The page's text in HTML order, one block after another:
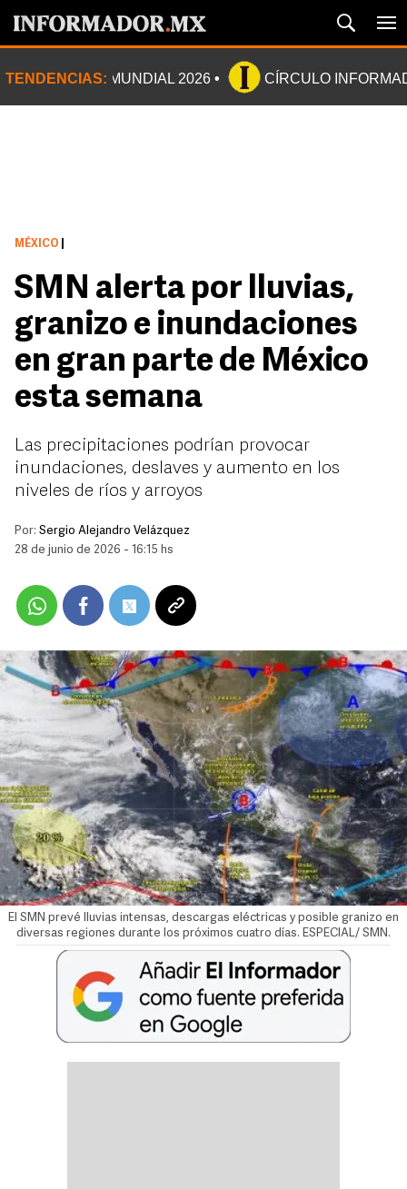
TENDENCIAS: MUNDIAL 2026 CÍRCULO
MÉXICO
SMN alerta por lluvias,
granizo e inundaciones
en gran parte de México
esta semana
Las precipitaciones podrían provocar
inundaciones, deslaves y aumento en los
niveles de ríos y arroyos
Por: Sergio Alejandro Velázquez
28 de junio de 2026 - 16:15 hs
El SMN prevé lluvias intensas, descargas eléctricas y posible granizo en
diversas regiones durante los próximos cuatro días. ESPECIAL/ SMN.